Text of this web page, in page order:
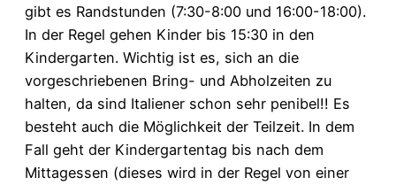
gibt es Randstunden (7:30-8:00 und 16:00-18:00).
In der Regel gehen Kinder bis 15:30 in den
Kindergarten. Wichtig ist es, sich an die
vorgeschriebenen Bring- und Abholzeiten zu
halten, da sind Italiener schon sehr penibel!! Es
besteht auch die Möglichkeit der Teilzeit. In dem
Fall geht der Kindergartentag bis nach dem
Mittagessen (dieses wird in der Regel von einer